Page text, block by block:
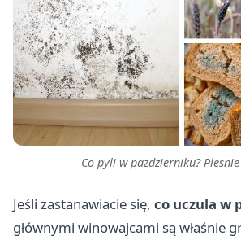
Co pyli w pazdzierniku?
Jeśli zastanawiacie się, co uczula w
głównymi winowajcami są właśnie